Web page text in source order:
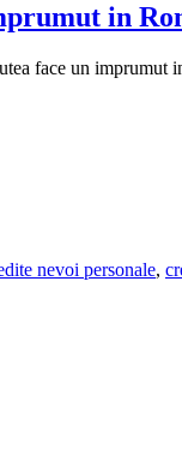
in
face un
nevoi personale,